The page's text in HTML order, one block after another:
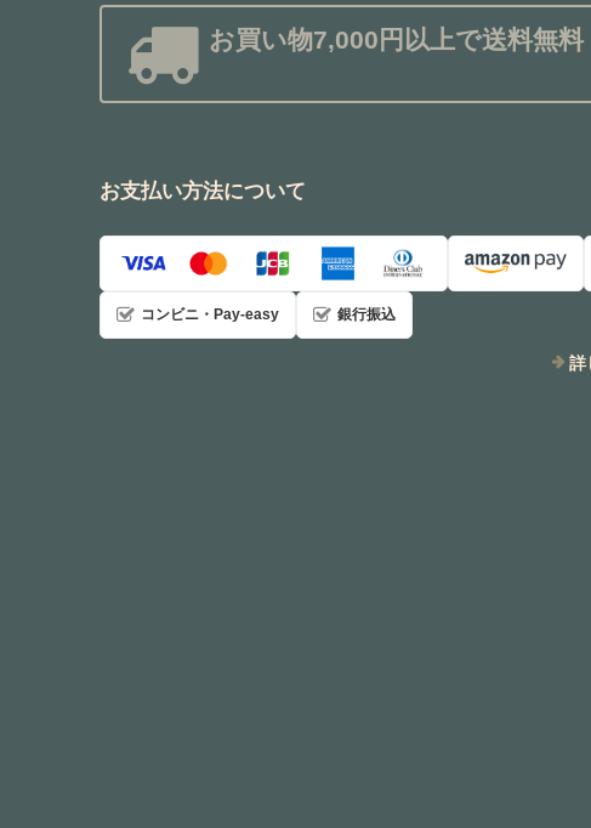
お買い物7,000円以上で送料無料
お支払い方法について
コンビニ・Pay-easy 銀行振込
詳